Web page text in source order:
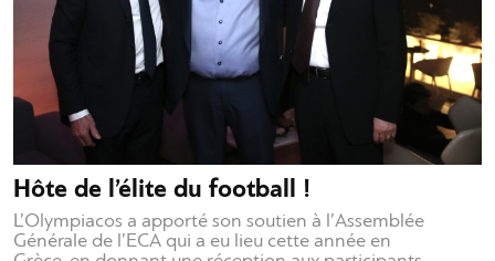
Hôte de l’élite du football !
L’Olympiacos a apporté son soutien à l’Assemblée
Générale de l’ECA qui a eu lieu cette année en